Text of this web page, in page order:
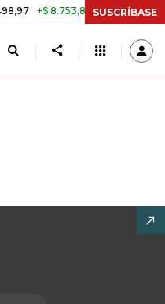
+$ 8.753,81 +2,19% TASA DE
SUSCRÍBASE